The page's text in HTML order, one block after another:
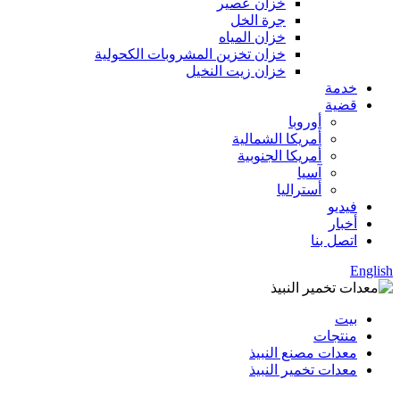
جرة الخل
خزان المياه
خزان تخزين المشروبات الكحولية
خزان زيت النخيل
خدمة
قضية
أوروبا
أمريكا الشمالية
أمريكا الجنوبية
آسيا
أستراليا
فيديو
أخبار
اتصل بنا
English
بيت
منتجات
معدات مصنع النبيذ
معدات تخمير النبيذ